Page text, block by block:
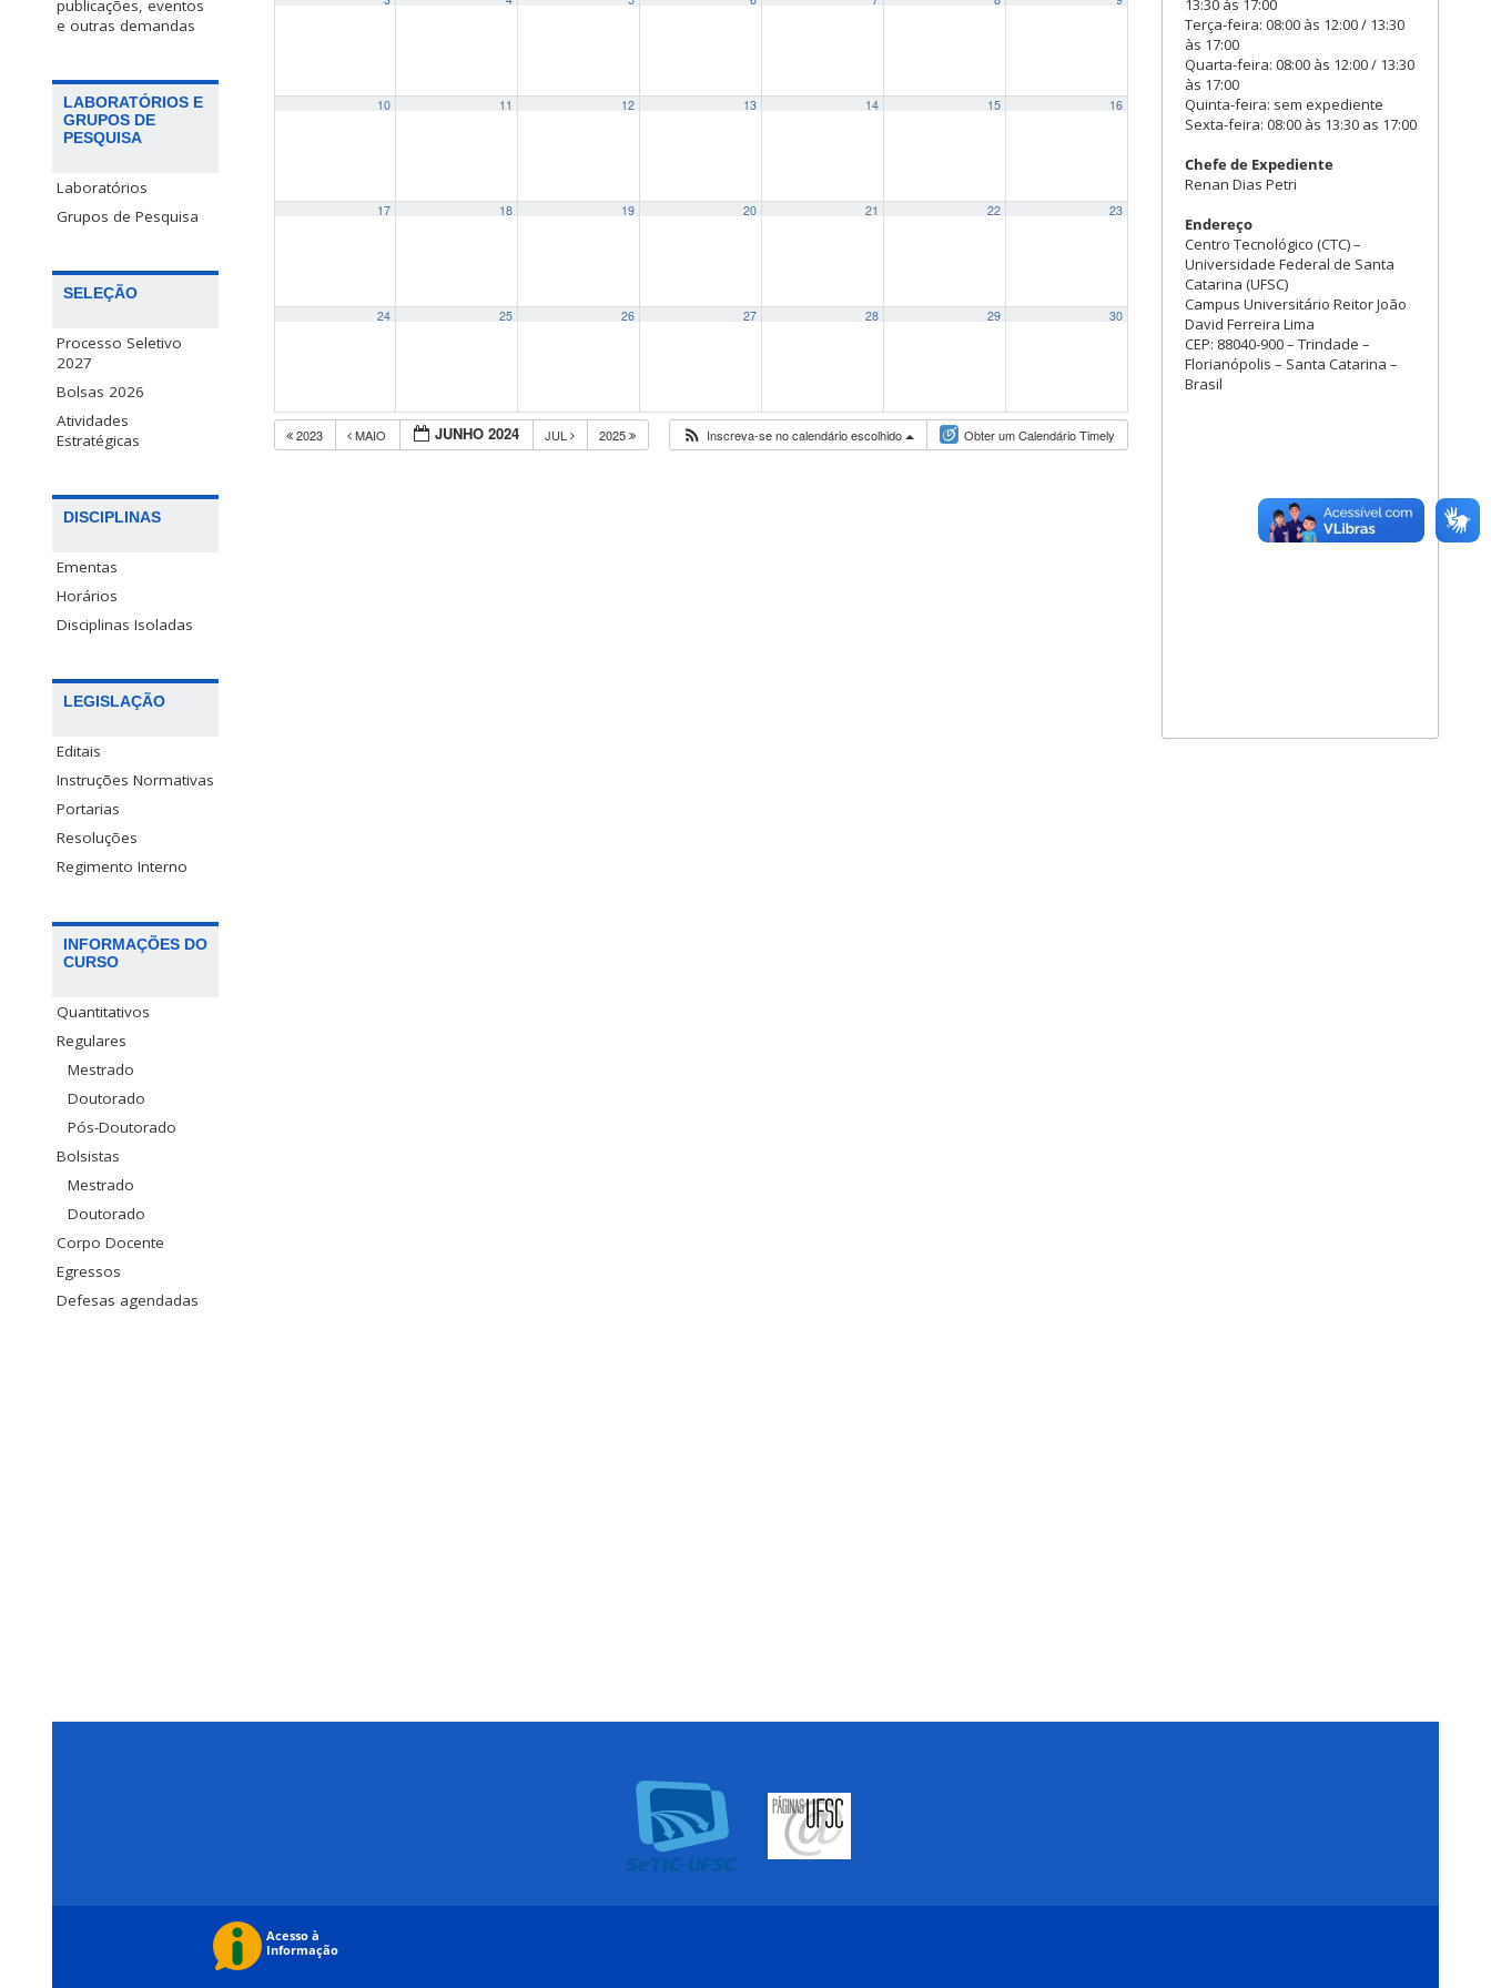
publicações, eventos
e outras demandas
LABORATÓRIOS E
GRUPOS DE
PESQUISA
Laboratórios
Grupos de Pesquisa
SELEÇÃO
Processo Seletivo
2027
Bolsas 2026
Atividades
Estratégicas
DISCIPLINAS
Ementas
Horários
Disciplinas Isoladas
LEGISLAÇÃO
Editais
Instruções Normativas
Portarias
Resoluções
Regimento Interno
INFORMAÇÕES DO
CURSO
Quantitativos
Regulares
Mestrado
Doutorado
Pós-Doutorado
Bolsistas
Mestrado
Doutorado
Corpo Docente
Egressos
Defesas agendadas
10 11 12 13 14 15 16
17 18 19 20 21 22 23
24 25 26 27 28 29 30
2023 MAIO JUNHO 2024 JUL 2025 Inscreva-se no calendário escolhido Obter um Calendário Timely
13:30 às 17:00
Terça-feira: 08:00 às 12:00 / 13:30
às 17:00
Quarta-feira: 08:00 às 12:00 / 13:30
às 17:00
Quinta-feira: sem expediente
Sexta-feira: 08:00 às 13:30 as 17:00
Chefe de Expediente
Renan Dias Petri
Endereço
Centro Tecnológico (CTC) –
Universidade Federal de Santa
Catarina (UFSC)
Campus Universitário Reitor João
David Ferreira Lima
CEP: 88040-900 – Trindade –
Florianópolis – Santa Catarina –
Brasil